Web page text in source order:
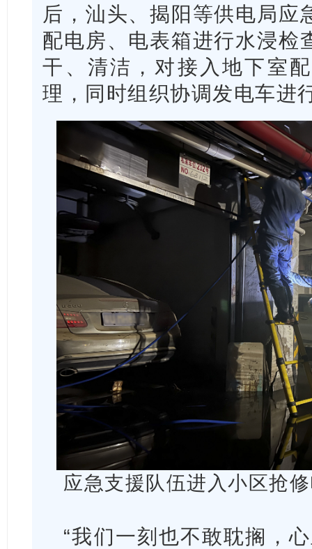
后，汕头、揭阳等供电局应
配电房、电表箱进行水浸检
干、清洁，对接入地下室
理，同时组织协调发电车进
应急支援队伍进入小区抢
“我们一刻也不敢耽搁，